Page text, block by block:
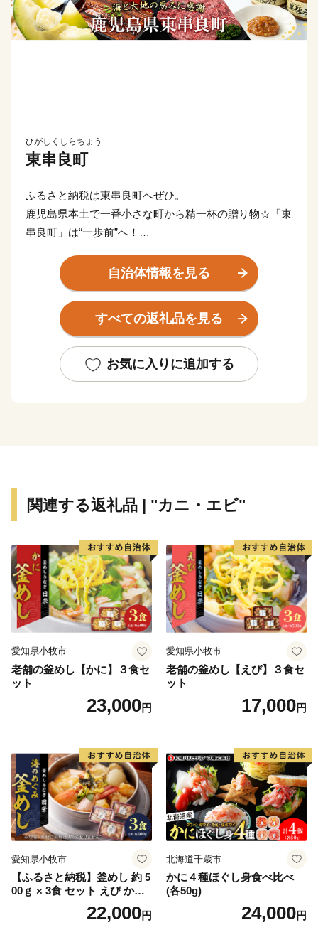
ひがしくしらちょう
東串良町
ふるさと納税は東串良町へぜひ。
鹿児島県本土で一番小さな町から精一杯の贈り物☆「東
串良町」は“一歩前”へ！
鹿児島県大隅半島の東岸に位置する町「ひがしくしら」
は、鹿児島空港から車で2時間、鹿児島中央駅からフェ
リーを乗り継いで２時間という、抜群のアクセシビリテ
ィを誇る農業漁業の町です！
指し、数少ない町内の生産者・事業者を中心に、可能な
限りの特産品の魅力を「全国の皆様にお届けしたい」と
おります。
自治体情報を見る
すべての返礼品を見る
お気に入りに追加する
関連する返礼品 | "カニ・エビ"
愛知県小牧市
老舗の釜めし【かに】３食セ
ット
23,000円
愛知県小牧市
老舗の釜めし【えび】３食セ
ット
17,000円
愛知県小牧市
【ふるさと納税】釜めし 約 5
00ｇ × 3食 セット えび かに
海のめぐみ 老舗 急速冷凍 レ
ンチン 時短 簡単調理 食品 加
22,000円
北海道千歳市
かに４種ほぐし身食べ比べ
(各50g)
24,000円